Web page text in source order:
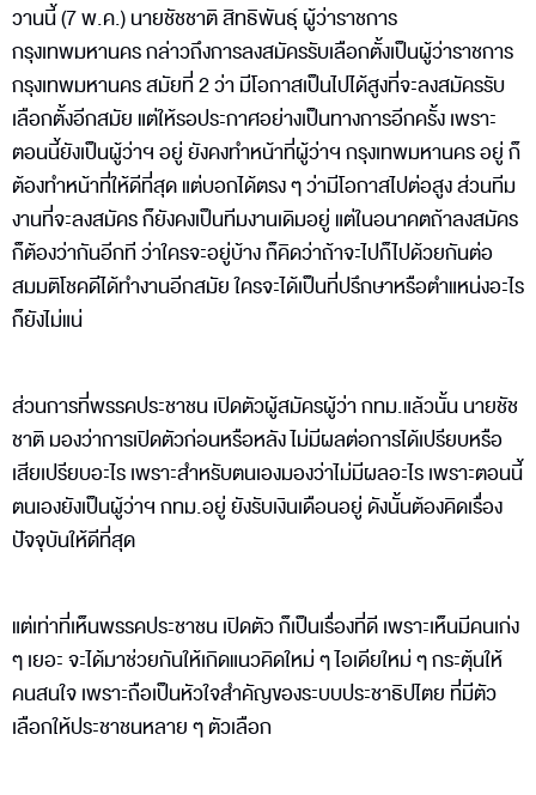
วานนี้ (7 พ.ค.) นายชัชชาติ สิทธิพันธุ์ ผู้ว่าราชการ
กรุงเทพมหานคร กล่าวถึงการลงสมัครรับเลือกตั้งเป็นผู้ว่าราชการ
กรุงเทพมหานคร สมัยที่ 2 ว่า มีโอกาสเป็นไปได้สูงที่จะลงสมัครรับ
เลือกตั้งอีกสมัย แต่ให้รอประกาศอย่างเป็นทางการอีกครั้ง เพราะ
ตอนนี้ยังเป็นผู้ว่าฯ อยู่ ยังคงทำหน้าที่ผู้ว่าฯ กรุงเทพมหานคร อยู่ ก็
ต้องทำหน้าที่ให้ดีที่สุด แต่บอกได้ตรง ๆ ว่ามีโอกาสไปต่อสูง ส่วนทีม
งานที่จะลงสมัคร ก็ยังคงเป็นทีมงานเดิมอยู่ แต่ในอนาคตถ้าลงสมัคร
ก็ต้องว่ากันอีกที ว่าใครจะอยู่บ้าง ก็คิดว่าถ้าจะไปก็ไปด้วยกันต่อ
สมมติโชคดีได้ทำงานอีกสมัย ใครจะได้เป็นที่ปรึกษาหรือตำแหน่งอะไร
ก็ยังไม่แน่
ส่วนการที่พรรคประชาชน เปิดตัวผู้สมัครผู้ว่า กทม.แล้วนั้น นายชัช
ชาติ มองว่าการเปิดตัวก่อนหรือหลัง ไม่มีผลต่อการได้เปรียบหรือ
เสียเปรียบอะไร เพราะสำหรับตนเองมองว่าไม่มีผลอะไร เพราะตอนนี้
ตนเองยังเป็นผู้ว่าฯ กทม.อยู่ ยังรับเงินเดือนอยู่ ดังนั้นต้องคิดเรื่อง
ปัจจุบันให้ดีที่สุด
แต่เท่าที่เห็นพรรคประชาชน เปิดตัว ก็เป็นเรื่องที่ดี เพราะเห็นมีคนเก่ง
ๆ เยอะ จะได้มาช่วยกันให้เกิดแนวคิดใหม่ ๆ ไอเดียใหม่ ๆ กระตุ้นให้
คนสนใจ เพราะถือเป็นหัวใจสำคัญของระบบประชาธิปไตย ที่มีตัว
เลือกให้ประชาชนหลาย ๆ ตัวเลือก